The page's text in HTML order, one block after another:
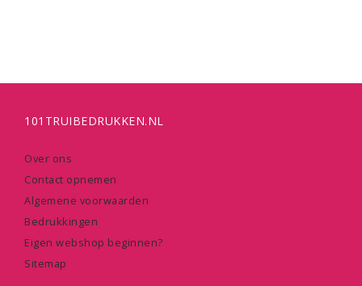
101TRUIBEDRUKKEN.NL
Over ons
Contact opnemen
Algemene voorwaarden
Bedrukkingen
Eigen webshop beginnen?
Sitemap